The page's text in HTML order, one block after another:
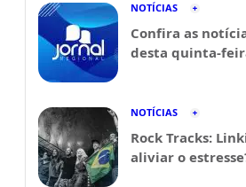
NOTÍCIAS
Confira as
desta quinta-
NOTÍCIAS
Rock Tracks:
aliviar o